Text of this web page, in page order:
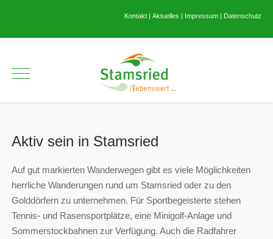
Kontakt |Aktuelles | Impressum | Datenschutz
Aktiv sein in Stamsried
Auf gut markierten Wanderwegen gibt es viele Möglichkeiten
herrliche Wanderungen rund um Stamsried oder zu den
Golddörfern zu unternehmen. Für Sportbegeisterte stehen
Tennis- und Rasensportplätze, eine Minigolf-Anlage und
Sommerstockbahnen zur Verfügung. Auch die Radfahrer